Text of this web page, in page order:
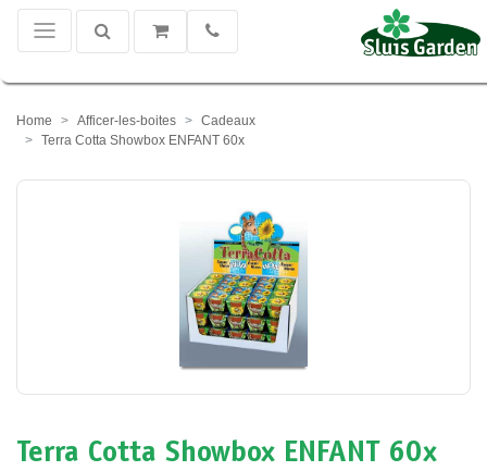
Home Afficer-les-boites
Cadeaux
Terra Cotta Showbox ENFANT 60x
Terra Cotta Showbox ENFANT 60x